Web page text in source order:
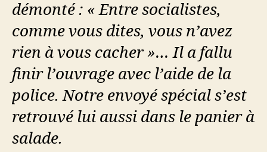
démonté : « Entre socialistes,
comme vous dites, vous n’avez
rien à vous cacher »… Il a fallu
finir l’ouvrage avec l’aide de la
police. Notre envoyé spécial s’est
retrouvé lui aussi dans le panier à
salade.